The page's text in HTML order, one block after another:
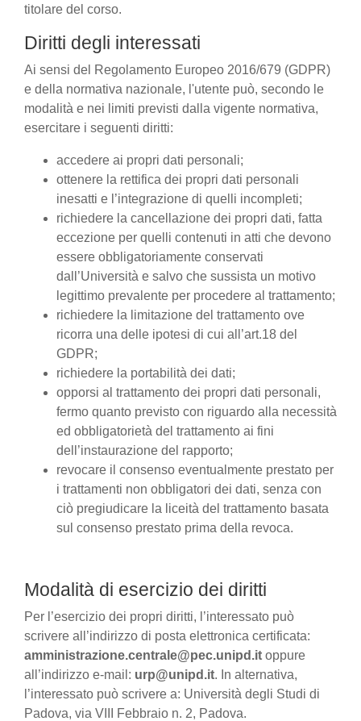
titolare del corso.
Diritti degli interessati
Ai sensi del Regolamento Europeo 2016/679 (GDPR)
e della normativa nazionale, l'utente può, secondo le
modalità e nei limiti previsti dalla vigente normativa,
esercitare i seguenti diritti:
accedere ai propri dati personali;
ottenere la rettifica dei propri dati personali
inesatti e l’integrazione di quelli incompleti;
richiedere la cancellazione dei propri dati, fatta
eccezione per quelli contenuti in atti che devono
essere obbligatoriamente conservati
dall’Università e salvo che sussista un motivo
legittimo prevalente per procedere al trattamento;
richiedere la limitazione del trattamento ove
ricorra una delle ipotesi di cui all’art.18 del
GDPR;
richiedere la portabilità dei dati;
opporsi al trattamento dei propri dati personali,
fermo quanto previsto con riguardo alla necessità
ed obbligatorietà del trattamento ai fini
dell’instaurazione del rapporto;
revocare il consenso eventualmente prestato per
i trattamenti non obbligatori dei dati, senza con
ciò pregiudicare la liceità del trattamento basata
sul consenso prestato prima della revoca.
Modalità di esercizio dei diritti
Per l’esercizio dei propri diritti, l’interessato può
scrivere all’indirizzo di posta elettronica certificata:
amministrazione.centrale@pec.unipd.it oppure
all’indirizzo e-mail: urp@unipd.it. In alternativa,
l’interessato può scrivere a: Università degli Studi di
Padova, via VIII Febbraio n. 2, Padova.